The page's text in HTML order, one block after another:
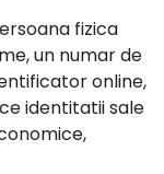
fizica
un numar de
online,
identitatii sale